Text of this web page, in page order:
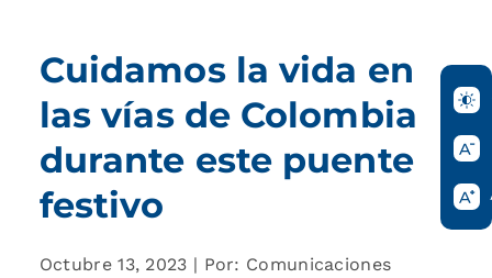
Cuidamos la vida en
las vías de Colombia
durante este puente
festivo
Octubre 13, 2023 | Por: Comunicaciones